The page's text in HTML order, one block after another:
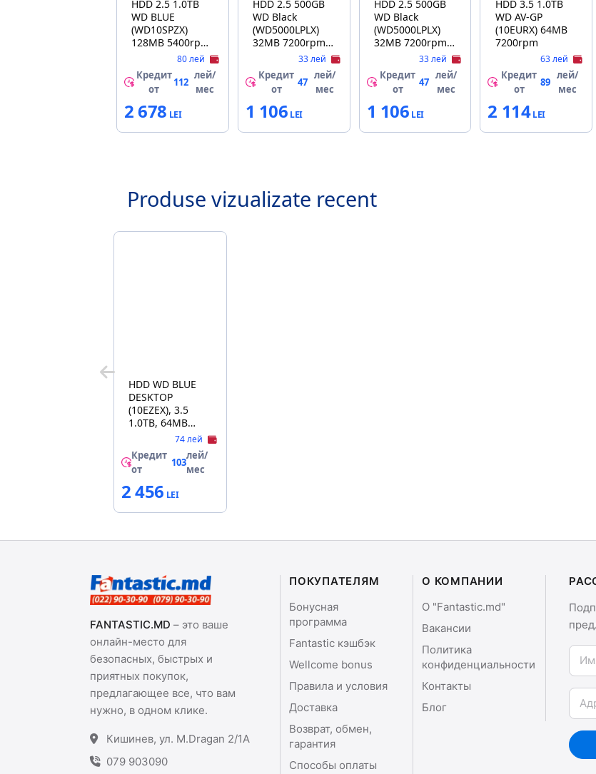
HDD 2.5 1.0TB
WD BLUE
(WD10SPZX)
128MB 5400rpm
80 лей
Кредит
от
112
лей/
мес
2 678
HDD 2.5 500GB
WD Black
(WD5000LPLX)
32MB 7200rpm
7mm Factory
33 лей
Кредит
от
47
лей/
мес
1 106
HDD 2.5 500GB
WD Black
(WD5000LPLX)
32MB 7200rpm
7mm Factory
33 лей
Кредит
от
47
лей/
мес
1 106
HDD 3.5 1.0TB
WD AV-GP
(10EURX) 64MB
7200rpm
63 лей
Кредит
от
89
лей/
мес
2 114
Produse vizualizate recent
HDD WD BLUE
DESKTOP
(10EZEX), 3.5
1.0TB, 64MB
74 лей
Кредит
от
103
лей/
мес
2 456
FANTASTIC.MD – это ваше
онлайн-место для
безопасных, быстрых и
приятных покупок,
предлагающее все, что вам
нужно, в одном клике.
Кишинев, ул. M.Dragan 2/1A
079 903090
ПОКУПАТЕЛЯМ
Бонусная
программа
Fantastic кэшбэк
Wellcome bonus
Правила и условия
Доставка
Возврат, обмен,
гарантия
Способы оплаты
О КОМПАНИИ
О "Fantastic.md"
Вакансии
Политика
конфиденциальности
Контакты
Блог
Имя
Email